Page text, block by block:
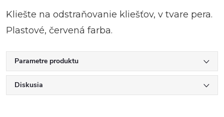
Kliešte na odstraňovanie kliešťov, v tvare pera.
Plastové, červená farba.
Parametre produktu
Diskusia